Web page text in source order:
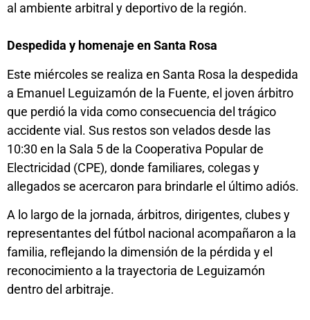
al ambiente arbitral y deportivo de la región.
Despedida y homenaje en Santa Rosa
Este miércoles se realiza en Santa Rosa la despedida
a Emanuel Leguizamón de la Fuente, el joven árbitro
que perdió la vida como consecuencia del trágico
accidente vial. Sus restos son velados desde las
10:30 en la Sala 5 de la Cooperativa Popular de
Electricidad (CPE), donde familiares, colegas y
allegados se acercaron para brindarle el último adiós.
A lo largo de la jornada, árbitros, dirigentes, clubes y
representantes del fútbol nacional acompañaron a la
familia, reflejando la dimensión de la pérdida y el
reconocimiento a la trayectoria de Leguizamón
dentro del arbitraje.